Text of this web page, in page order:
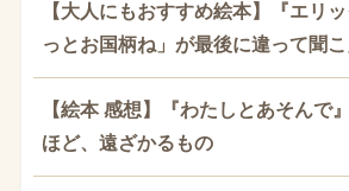
【大人にもおすすめ絵本】『エリ
っとお国柄ね」が最後に違って聞
【絵本 感想】『わたしとあそんで
ほど、遠ざかるもの